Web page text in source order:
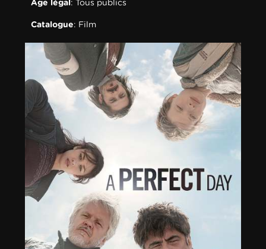
Âge légal: Tous publics
Catalogue: Film